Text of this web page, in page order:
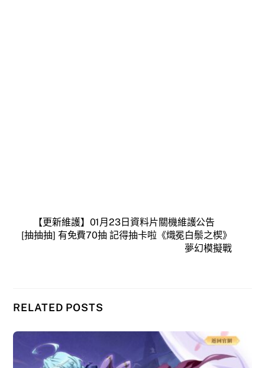
【更新維護】01月23日資料片關機維護公告
[抽抽抽] 有免費70抽 記得抽卡啦《熾冕白鬃之楔》
夢幻模擬戰
RELATED POSTS